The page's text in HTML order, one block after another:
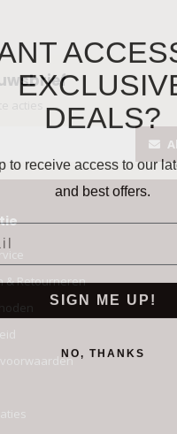
acties
& Retourneren
DEALS?
to receive access to our
and best offers.
SIGN ME UP!
NO, THANKS